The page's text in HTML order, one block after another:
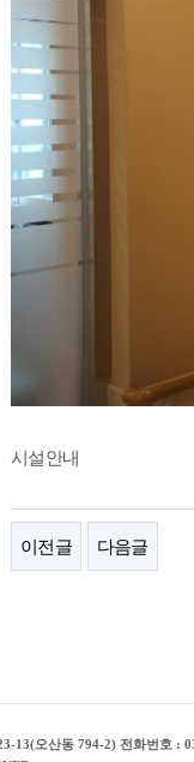
시설안내
이전글 다음글
13(오산동 794-2) 전화번호 :